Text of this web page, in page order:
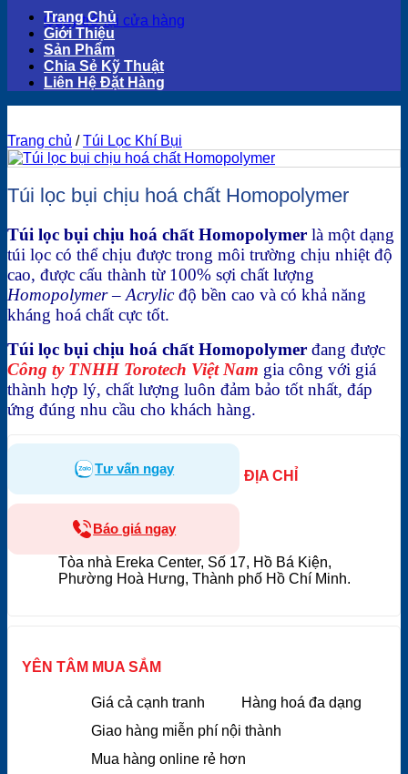
Quay trở lại cửa hàng
Trang Chủ
Giới Thiệu
Sản Phẩm
Chia Sẻ Kỹ Thuật
Liên Hệ Đặt Hàng
Trang chủ / Túi Lọc Khí Bụi
Túi lọc bụi chịu hoá chất Homopolymer
Túi lọc bụi chịu hoá chất Homopolymer là một dạng
túi lọc có thể chịu được trong môi trường chịu nhiệt độ
cao, được cấu thành từ 100% sợi chất lượng
Homopolymer – Acrylicđộ bền cao và có khả năng
kháng hoá chất cực tốt.
Túi lọc bụi chịu hoá chất Homopolymer đang được
Công ty TNHH Torotech Việt Nam gia công với giá
thành hợp lý, chất lượng luôn đảm bảo tốt nhất, đáp
ứng đúng nhu cầu cho khách hàng.
Tư vấn ngay
Báo giá ngay
ĐỊA CHỈ
Tòa nhà Ereka Center, Số 17, Hồ Bá Kiện,
Phường Hoà Hưng, Thành phố Hồ Chí Minh.
YÊN TÂM MUA SẮM
Giá cả cạnh tranh
Hàng hoá đa dạng
Giao hàng miễn phí nội thành
Mua hàng online rẻ hơn